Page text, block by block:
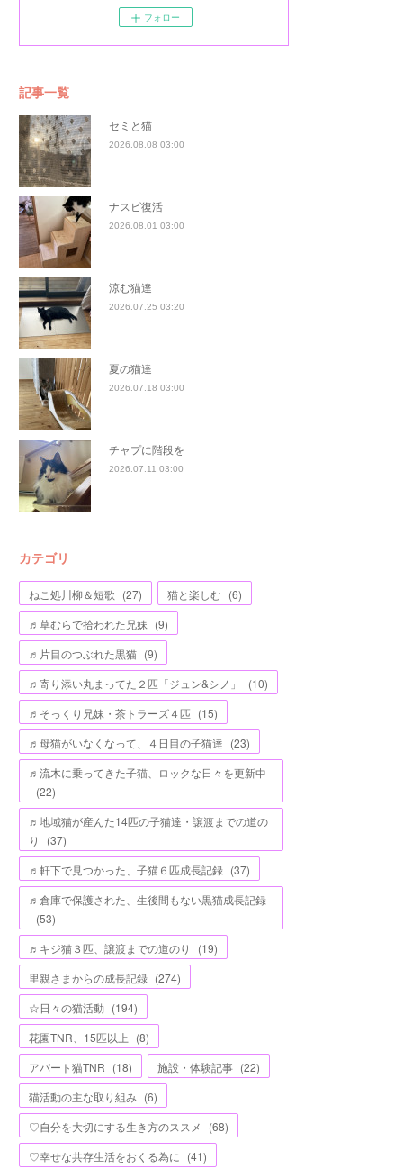
フォロー
記事一覧
セミと猫
2026.08.08 03:00
ナスビ復活
2026.08.01 03:00
涼む猫達
2026.07.25 03:20
夏の猫達
2026.07.18 03:00
チャプに階段を
2026.07.11 03:00
カテゴリ
ねこ処川柳＆短歌 (27) 猫と楽しむ (6)
♬草むらで拾われた兄妹 (9)
♬片目のつぶれた黒猫 (9)
♬寄り添い丸まってた２匹「ジュン&シノ」
(10)
♬そっくり兄妹・茶トラーズ４匹 (15)
♬母猫がいなくなって、４日目の子猫達 (23)
♬流木に乗ってきた子猫、ロックな日々を更新中
(22)
♬地域猫が産んた14匹の子猫達・譲渡までの道の
り
(37)
♬軒下で見つかった、子猫６匹成長記録 (37)
♬倉庫で保護された、生後間もない黒猫成長記録
(53)
♬キジ猫３匹、譲渡までの道のり
(19)
里親さまからの成長記録 (274)
☆日々の猫活動 (194)
花園TNR、15匹以上 (8)
アパート猫TNR (18) 施設・体験記事 (22)
猫活動の主な取り組み (6)
♡自分を大切にする生き方のススメ
(68)
♡幸せな共存生活をおくる為に (41)